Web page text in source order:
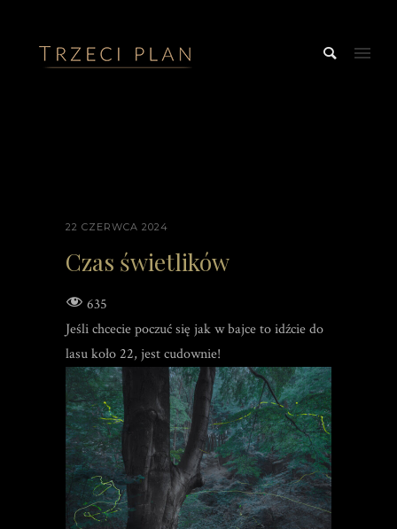
22 CZERWCA 2024
Czas świetlików
635
Jeśli chcecie poczuć się jak w bajce to idźcie do
lasu koło 22, jest cudownie!